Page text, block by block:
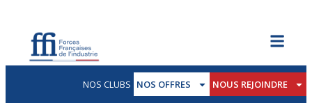
NOS CLUBS NOS OFFRES NOUS REJOINDRE